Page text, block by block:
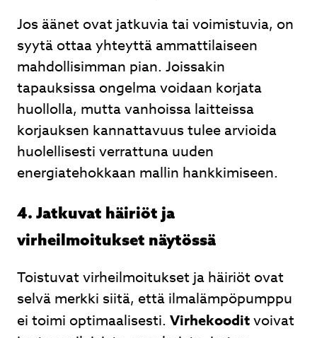
Jos äänet ovat jatkuvia tai voimistuvia, on
syytä ottaa yhteyttä ammattilaiseen
mahdollisimman pian. Joissakin
tapauksissa ongelma voidaan korjata
huollolla, mutta vanhoissa laitteissa
korjauksen kannattavuus tulee arvioida
huolellisesti verrattuna uuden
energiatehokkaan mallin hankkimiseen.
4. Jatkuvat häiriöt ja
virheilmoitukset näytössä
Toistuvat virheilmoitukset ja häiriöt ovat
selvä merkki siitä, että ilmalämpöpumppu
ei toimi optimaalisesti. Virhekooditvoivat